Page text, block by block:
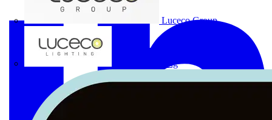
Luceco Group
Luceco Lighting